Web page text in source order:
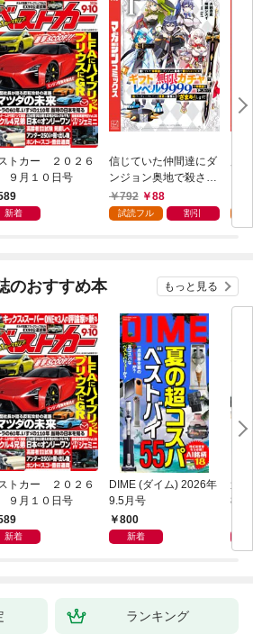
トカー ２０２６
月１０日号
新着
信じていた仲間達にダ
ンジョン奥地で殺され
かけたがギフト『無限
ガチャ』でレベル９９
『ざまぁ！』します！
792 88
試読フル 割引
のおすすめ本 もっと見る
トカー ２０２６
月１０日号
新着
DIME (ダイム) 2026年
9.5月号
800
新着
週
8/
ランキング